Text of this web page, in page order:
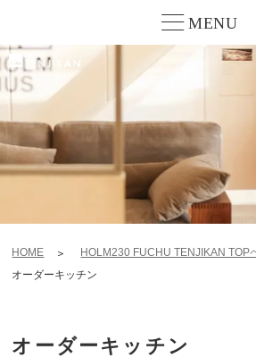
MENU
HOME HOLM230 FUCHU TENJIKAN TOP
オーダーキッチン
オーダーキッチン